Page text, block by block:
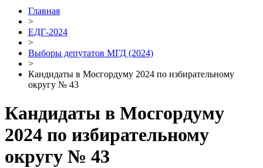
Главная
>
ЕДГ-2024
>
Выборы депутатов МГД (2024)
>
Кандидаты в Мосгордуму 2024 по избирательному
округу № 43
Кандидаты в Мосгордуму
2024 по избирательному
округу № 43